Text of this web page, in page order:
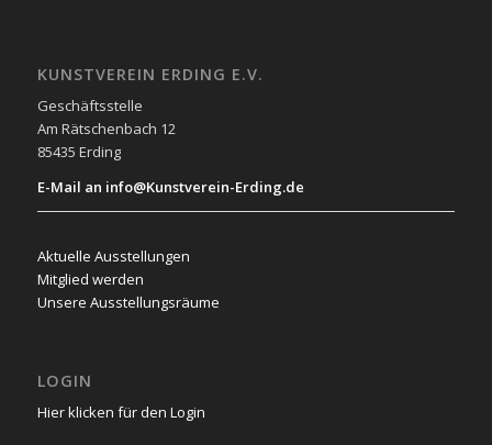
KUNSTVEREIN ERDING E.V.
Geschäftsstelle
Am Rätschenbach 12
85435 Erding
E-Mail an info@Kunstverein-Erding.de
Aktuelle Ausstellungen
Mitglied werden
Unsere Ausstellungsräume
LOGIN
Hier klicken für den Login